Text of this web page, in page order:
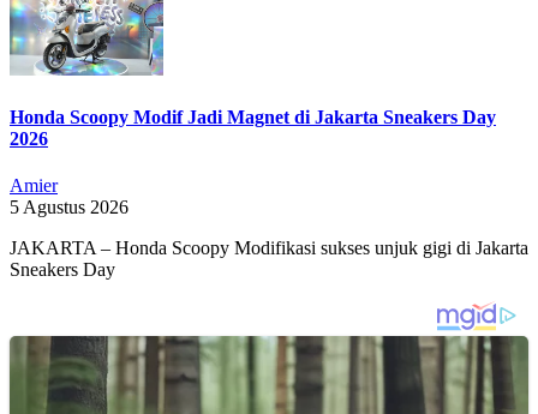
Honda Scoopy Modif Jadi Magnet di Jakarta Sneakers Day
2026
Amier
5 Agustus 2026
JAKARTA – Honda Scoopy Modifikasi sukses unjuk gigi di Jakarta
Sneakers Day